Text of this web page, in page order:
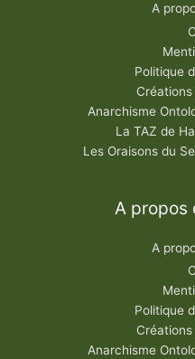
A
Politique
Anarchisme
La TAZ de
Les Oraisons du
A propos
A
Politique
Anarchisme